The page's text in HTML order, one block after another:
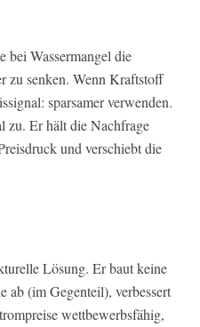
bei Wassermangel die
zu senken. Wenn Kraftstoff
sparsamer verwenden.
zu. Er hält die Nachfrage
und verschiebt die
Lösung. Er baut keine
ab (im Gegenteil), verbessert
wettbewerbsfähig,